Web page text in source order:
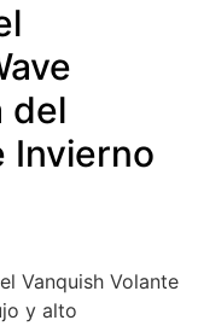
del
Invierno
Vanquish Volante
y alto